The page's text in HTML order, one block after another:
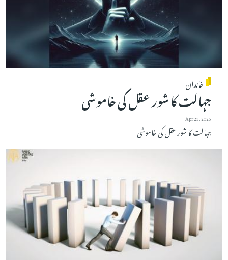
خاندان
جہالت کا شور عقل کی خاموشی
Apr 25, 2026
جہالت کا شور عقل کی خاموشی